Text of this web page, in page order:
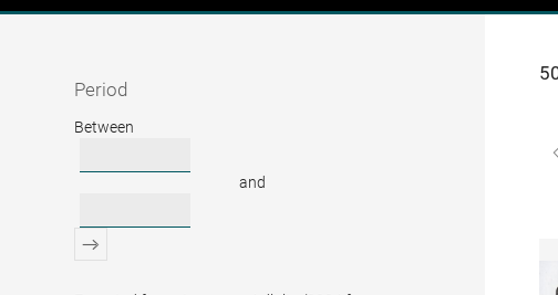
Recherche
Period
Period
Between
and